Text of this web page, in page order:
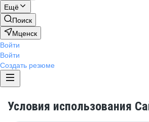
Ещё
Поиск
Мценск
Войти
Войти
Создать резюме
Условия использования